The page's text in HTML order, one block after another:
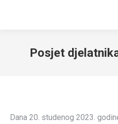
Posjet
Dana 20. studenog 2023.